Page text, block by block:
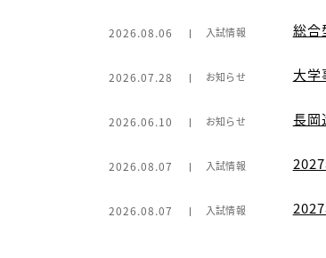
2026.08.06 入試情報 総合
2026.07.28 お知らせ 大学
2026.06.10 お知らせ 長岡
2026.08.07 入試情報
2026.08.07 入試情報